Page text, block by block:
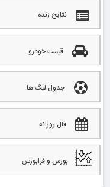
نتایج زنده
قیمت خودرو
جدول لیگ ها
فال روزانه
بورس و فرابورس